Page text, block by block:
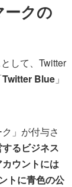
ークの
して、Twitter
Twitter Blue 」
」が付与さ
るビジネス
ウントには
トに青色の公